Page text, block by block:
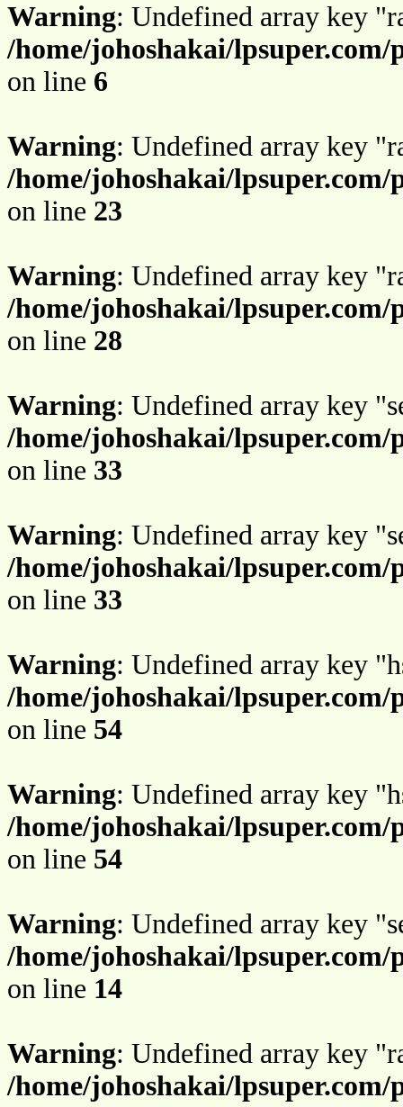
Warning: Undefined array key
/home/johoshakai/
on line 6
Warning: Undefined array key
/home/johoshakai/
on line 23
Warning: Undefined array key
/home/johoshakai/
on line 28
Warning: Undefined array key
/home/johoshakai/
on line 33
Warning: Undefined array key
/home/johoshakai/
on line 33
Warning: Undefined array key
/home/johoshakai/
on line 54
Warning: Undefined array key
/home/johoshakai/
on line 54
Warning: Undefined array key
/home/johoshakai/
on line 14
Warning: Undefined array key
/home/johoshakai/